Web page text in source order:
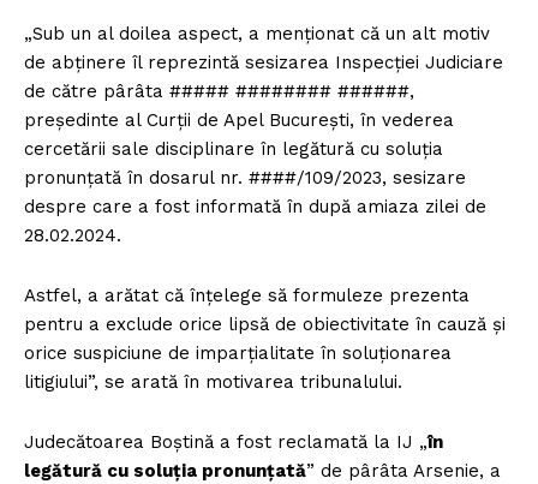
„Sub un al doilea aspect, a menţionat că un alt motiv
de abţinere îl reprezintă sesizarea Inspecţiei Judiciare
de către pârâta ##### ######## ######,
preşedinte al Curţii de Apel Bucureşti, în vederea
cercetării sale disciplinare în legătură cu soluţia
pronunţată în dosarul nr. ####/109/2023, sesizare
despre care a fost informată în după amiaza zilei de
28.02.2024.
Astfel, a arătat că înţelege să formuleze prezenta
pentru a exclude orice lipsă de obiectivitate în cauză şi
orice suspiciune de imparţialitate în soluţionarea
litigiului”, se arată în motivarea tribunalului.
Judecătoarea Boștină a fost reclamată la IJ „în
legătură cu soluţia pronunţată” de pârâta Arsenie, a